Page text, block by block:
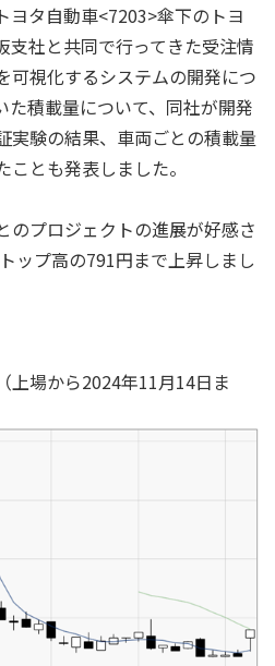
ヨタ自動車<7203>傘下のトヨ
支社と共同で行ってきた受注情
可視化するシステムの開発につ
た積載量について、同社が開発
実験の結果、車両ごとの積載量
とも発表しました。
のプロジェクトの進展が好感さ
ップ高の791円まで上昇しまし
上場から2024年11月14日ま